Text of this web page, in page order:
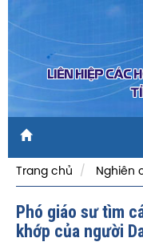
LIÊN HIỆP CÁC
Trang chủ
Nghiên
Phó giáo sư tìm
khớp của người